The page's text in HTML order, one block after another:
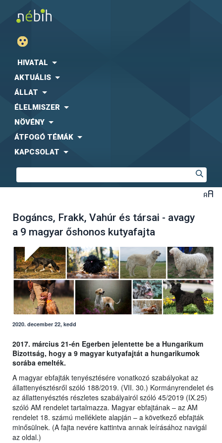
HIVATAL
AKTUÁLIS
ÁLLAT
ÉLELMISZER
NÖVÉNY
ÁTFOGÓ TÉMÁK
KAPCSOLAT
Bogáncs, Frakk, Vahúr és társai - avagy
a 9 magyar őshonos kutyafajta
2020. december 22, kedd
2017. március 21-én Egerben jelentette be a Hungarikum
Bizottság, hogy a 9 magyar kutyafajtát a hungarikumok
sorába emelték.
A magyar ebfajták tenyésztésére vonatkozó szabályokat az
állattenyésztésről szóló 188/2019. (VII. 30.) Kormányrendelet és
az állattenyésztés részletes szabályairól szóló 45/2019 (IX.25)
szóló AM rendelet tartalmazza. Magyar ebfajtának – az AM
rendelet 18. számú melléklete alapján – a következő ebfajták
minősülnek. (A fajta nevére kattintva annak leírásához navigál
az oldal.)